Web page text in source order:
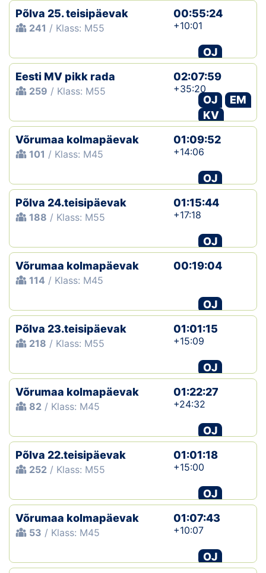
Põlva 25. teisipäevak
241 / Klass: M55
00:55:24
+10:01
OJ
Eesti MV pikk rada
259 / Klass: M55
02:07:59
+35:20
OJ
EM
KV
Võrumaa kolmapäevak
101 / Klass: M45
01:09:52
+14:06
OJ
Põlva 24.teisipäevak
188 / Klass: M55
01:15:44
+17:18
OJ
Võrumaa kolmapäevak
114 / Klass: M45
00:19:04
OJ
Põlva 23.teisipäevak
218 / Klass: M55
01:01:15
+15:09
OJ
Võrumaa kolmapäevak
82 / Klass: M45
01:22:27
+24:32
OJ
Põlva 22.teisipäevak
252 / Klass: M55
01:01:18
+15:00
OJ
Võrumaa kolmapäevak
53 / Klass: M45
01:07:43
+10:07
OJ